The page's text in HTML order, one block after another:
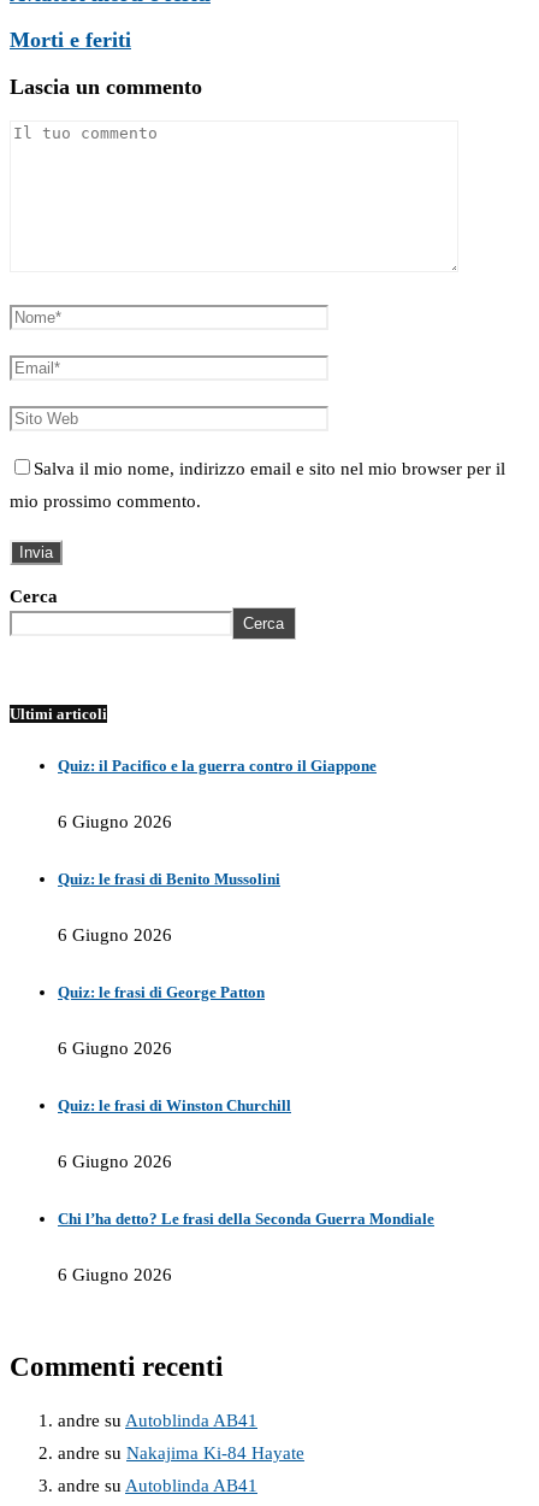
Morti e feriti
Lascia un commento
Salva il mio nome, indirizzo email e sito nel mio browser per il
mio prossimo commento.
Cerca
Cerca
Ultimi articoli
Quiz: il Pacifico e la guerra contro il Giappone
6 Giugno 2026
Quiz: le frasi di Benito Mussolini
6 Giugno 2026
Quiz: le frasi di George Patton
6 Giugno 2026
Quiz: le frasi di Winston Churchill
6 Giugno 2026
Chi l’ha detto? Le frasi della Seconda Guerra Mondiale
6 Giugno 2026
Commenti recenti
andre su Autoblinda AB41
andre su Nakajima Ki-84 Hayate
andre su Autoblinda AB41